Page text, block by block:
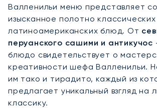
Валленильи меню представляет
изысканное полотно классических
латиноамериканских блюд. От
перуанского сашими и антикучос
блюдо свидетельствует о
креативности шефа Валленильи.
им тако и тирадито, каждый из
предлагает уникальный взгляд на
классику.